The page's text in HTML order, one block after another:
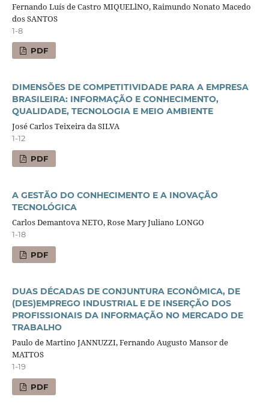
Fernando Luís de Castro MIQUELlNO, Raimundo Nonato Macedo
dos SANTOS
1-8
PDF
DIMENSÕES DE COMPETITIVIDADE PARA A EMPRESA
BRASILEIRA: INFORMAÇÃO E CONHECIMENTO,
QUALIDADE, TECNOLOGIA E MEIO AMBIENTE
José Carlos Teixeira da SILVA
1-12
PDF
A GESTÃO DO CONHECIMENTO E A INOVAÇÃO
TECNOLÓGICA
Carlos Demantova NETO, Rose Mary Juliano LONGO
1-18
PDF
DUAS DÉCADAS DE CONJUNTURA ECONÔMICA, DE
(DES)EMPREGO INDUSTRIAL E DE INSERÇÃO DOS
PROFISSIONAIS DA INFORMAÇÃO NO MERCADO DE
TRABALHO
Paulo de Martino JANNUZZI, Fernando Augusto Mansor de
MATTOS
1-19
PDF